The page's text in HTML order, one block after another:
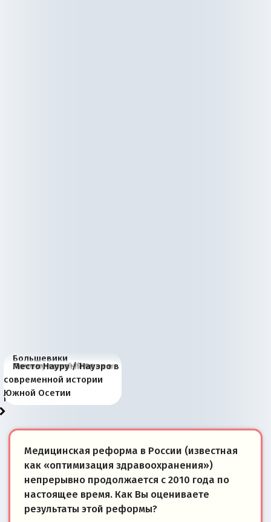
Большевики
отличаются от «Яблока»
тем, что они -
победители
Киевская марионетка
Запада рассказала о
«переобувании» хозяев
В России назрели
перемены: 15 шагов к
суверенной экономике
Миграционный пожар
Европы
Россия начинает
сбрасывать балласт
Анкориджа
Россия зимой 1904
года: первые уступки во
внутренней политике
Русская нация вчера и
сегодня
Почему правый крах в
Варшаве не поможет её
отношениям с Россией?
Место Науру / Науэро в
современной истории
Южной Осетии
Медицинская реформа в России (известная
как «оптимизация здравоохранения»)
непрерывно продолжается с 2010 года по
настоящее время. Как Вы оцениваете
результаты этой реформы?